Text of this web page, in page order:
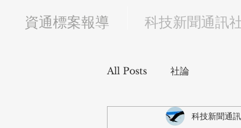
​資通標案報導 科技新聞通訊
All Posts 社論
科技新聞通